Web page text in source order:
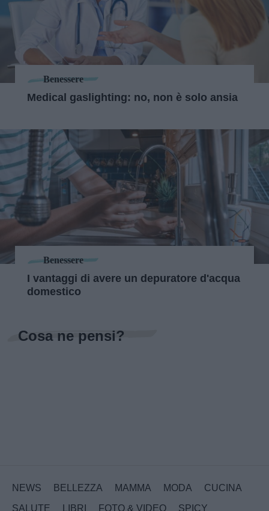
Benessere
Medical gaslighting: no, non è solo ansia
Benessere
I vantaggi di avere un depuratore d'acqua
domestico
Cosa ne pensi?
NEWS BELLEZZA MAMMA MODA
CUCINA
SALUTE
LIBRI FOTO & VIDEO SPICY